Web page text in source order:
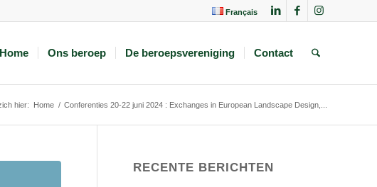
Français
Home Ons beroep De beroepsvereniging Contact
hier: Home / Conferenties 20-22 juni 2024 : Exchanges in European Landscape Design,...
RECENTE BERICHTEN